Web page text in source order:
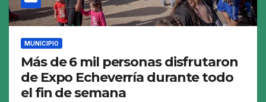
MUNICIPIO
Más de 6 mil personas disfrutaron
de Expo Echeverría durante todo
el fin de semana